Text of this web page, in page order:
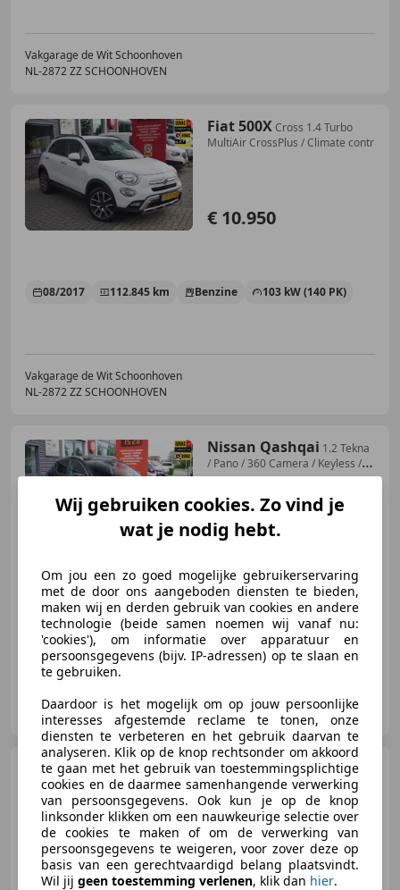
Vakgarage de Wit Schoonhoven
NL-2872 ZZ SCHOONHOVEN
Fiat 500XCross 1.4 Turbo
MultiAir CrossPlus / Climate contr
€ 10.950
08/2017 112.845 km Benzine 103 kW (140 PK)
Vakgarage de Wit Schoonhoven
NL-2872 ZZ SCHOONHOVEN
Nissan Qashqai 1.2 Tekna
/ Pano / 360 Camera / Keyless /
Trekhaak
€ 14.950
04/2018 101.306 km Benzine 85 kW (116 PK)
Vakgarage de Wit Schoonhoven
NL-2872 ZZ SCHOONHOVEN
BMW 5405-serie 540i xDrive
High Executive; M Sport; Camer
€ 34.495 1
Wij gebruiken cookies. Zo vind je
wat je nodig hebt.
Om jou een zo goed mogelijke gebruikerservaring
met de door ons aangeboden diensten te bieden,
maken wij en derden gebruik van cookies en andere
technologie (beide samen noemen wij vanaf nu:
'cookies'), om informatie over apparatuur en
persoonsgegevens (bijv. IP-adressen) op te slaan en
te gebruiken.
Daardoor is het mogelijk om op jouw persoonlijke
interesses afgestemde reclame te tonen, onze
diensten te verbeteren en het gebruik daarvan te
analyseren. Klik op de knop rechtsonder om akkoord
te gaan met het gebruik van toestemmingsplichtige
cookies en de daarmee samenhangende verwerking
van persoonsgegevens. Ook kun je op de knop
linksonder klikken om een nauwkeurige selectie over
de cookies te maken of om de verwerking van
persoonsgegevens te weigeren, voor zover deze op
basis van een gerechtvaardigd belang plaatsvindt.
Wil jij geen toestemming verlenen, klik dan hier.